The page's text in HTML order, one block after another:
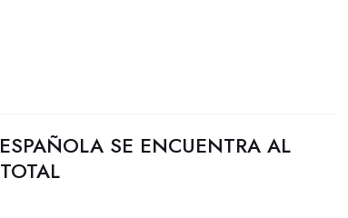
SE ENCUENTRA AL